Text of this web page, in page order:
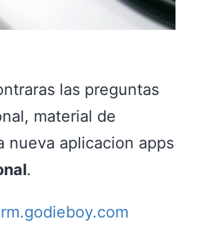
las preguntas
material de
nueva aplicacion apps
.